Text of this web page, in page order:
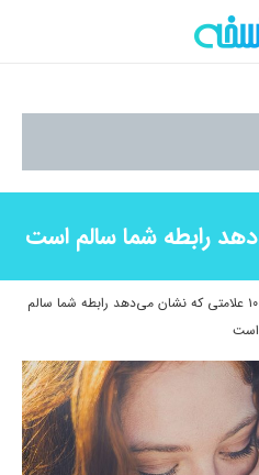
۱۰ علامتی که نشان می‌دهد رابطه شما سالم
است